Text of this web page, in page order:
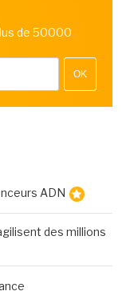
de 50000
OK
ADN
des millions